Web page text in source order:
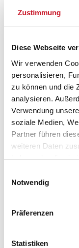
Zustimmung
Diese Webseite
Wir verwenden
personalisieren,
zu können und die
analysieren.
Verwendung
soziale Medien,
Partner führen
weiteren Daten
haben oder die sie
Notwendig
Präferenzen
Statistiken
künstlerischer
verbinden. So
Designikonen.
versteht, dass
Wiederholung des
die neugierige
vielfältigen und
Die Ausstellung
Jahr 2023 wird
erzählt von der
Menschen im